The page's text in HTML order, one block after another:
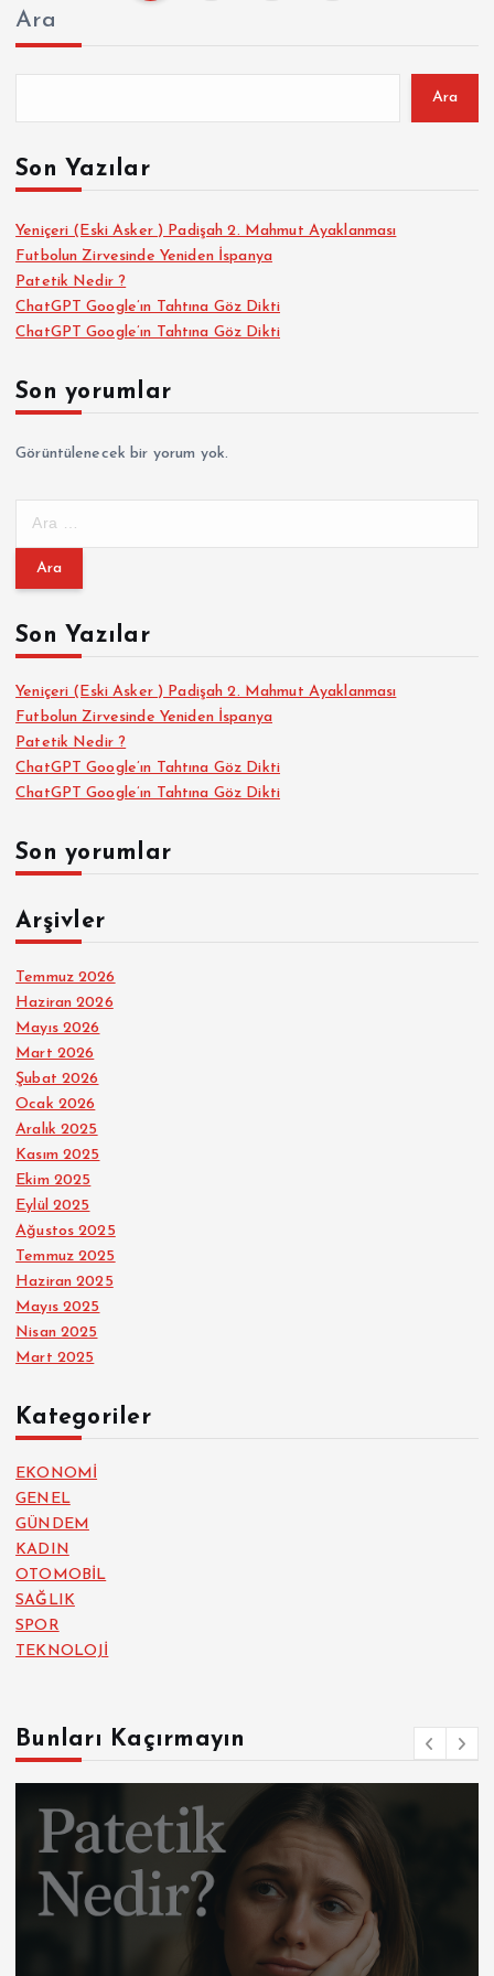
s
a
y
a
s
ı
Ara
Ara
Son Yazılar
Yeniçeri (Eski Asker ) Padişah 2. Mahmut Ayaklanması
Futbolun Zirvesinde Yeniden İspanya
Patetik Nedir ?
ChatGPT Google’ın Tahtına Göz Dikti
ChatGPT Google’ın Tahtına Göz Dikti
Son yorumlar
Görüntülenecek bir yorum yok.
m
:Son Yazılar
Yeniçeri (Eski Asker ) Padişah 2. Mahmut Ayaklanması
Futbolun Zirvesinde Yeniden İspanya
Patetik Nedir ?
ChatGPT Google’ın Tahtına Göz Dikti
ChatGPT Google’ın Tahtına Göz Dikti
Son yorumlar
Arşivler
Temmuz 2026
Haziran 2026
Mayıs 2026
Mart 2026
Şubat 2026
Ocak 2026
Aralık 2025
Kasım 2025
Ekim 2025
Eylül 2025
Ağustos 2025
Temmuz 2025
Haziran 2025
Mayıs 2025
Nisan 2025
Mart 2025
Kategoriler
EKONOMİ
GENEL
GÜNDEM
KADIN
OTOMOBİL
SAĞLIK
SPOR
TEKNOLOJİ
Bunları Kaçırmayın